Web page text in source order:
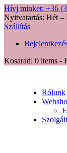
Hívj minket: +36
Nyitvatartás: Hét –
Szállítás
Kosarad: 0 items -
Rólunk